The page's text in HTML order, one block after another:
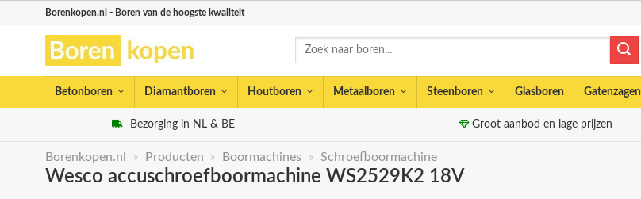
Borenkopen.nl - Boren van de hoogste kwaliteit
Zoeken
Betonboren Diamantboren Houtboren Metaalboren Steenboren Glasboren Gatenzagen
Bezorging in NL & BE Groot aanbod en lage prijzen
Borenkopen.nl » Producten » Boormachines » Schroefboormachine
Wesco accuschroefboormachine WS2529K2 18V